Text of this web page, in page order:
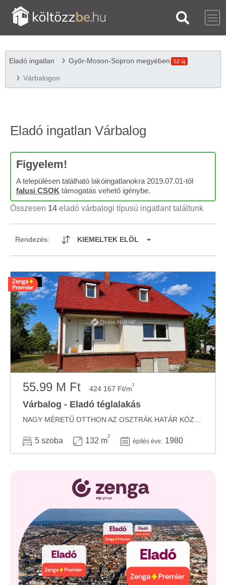
Eladó ingatlan Győr-Moson-Sopron megyében 52 új
Várbalogon
Eladó ingatlan Várbalog
Figyelem!
A településen található lakóingatlanokra 2019.07.01-től
falusi CSOK támogatás vehető igénybe.
Összesen 14 eladó várbalogi típusú ingatlant találtunk
Rendezés: KIEMELTEK ELÖL
55.99 M Ft 424 167 Ft/m2
Várbalog - Eladó téglalakás
5 szoba 132 m
2
építés éve: 1980